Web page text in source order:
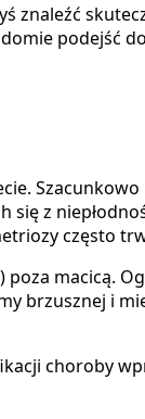
znaleźć
podejść
z
często
macicą.
i
choroby